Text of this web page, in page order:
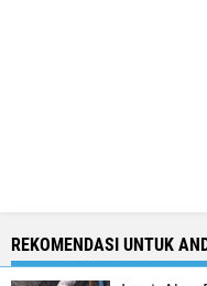
REKOMENDASI UNTUK